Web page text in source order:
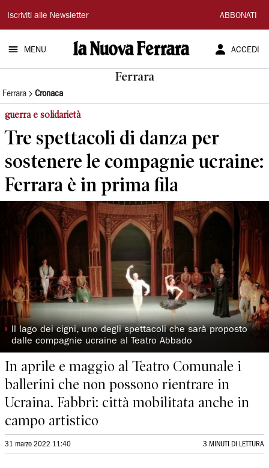
La
Nuova
Ferrara
Iscriviti alle Newsletter ABBONATI
MENU ACCEDI
Ferrara
Ferrara Cronaca
guerra e solidarietà
Tre spettacoli di danza per
sostenere le compagnie ucraine:
Ferrara è in prima fila
◗ Il lago dei cigni, uno degli spettacoli che sarà proposto
dalle compagnie ucraine al Teatro Abbado
In aprile e maggio al Teatro Comunale i
ballerini che non possono rientrare in
Ucraina. Fabbri: città mobilitata anche in
campo artistico
31 marzo 2022 11:40 3 MINUTI DI LETTURA